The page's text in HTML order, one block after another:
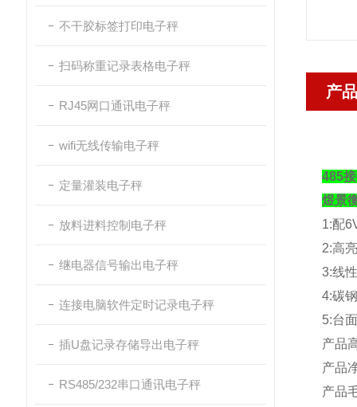
不干胶标签打印电子秤
扫码称重记录表格电子秤
RJ45网口通讯电子秤
wifi无线传输电子秤
定量灌装电子秤
放料进料控制电子秤
继电器信号输出电子秤
连接电脑软件定时记录电子秤
插U盘记录存储导出电子秤
RS485/232串口通讯电子秤
产
485
煜景
1:配
2:高
3:线
4:碳
5:台
产品
产品
产品